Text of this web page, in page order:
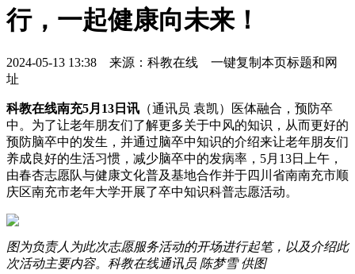
行，一起健康向未来！
2024-05-13 13:38 来源：科教在线 一键复制本页标题和网
址
科教在线南充5月13日讯 （通讯员 袁凯）医体融合，预防卒
中。为了让老年朋友们了解更多关于中风的知识，从而更好的
预防脑卒中的发生，并通过脑卒中知识的介绍来让老年朋友们
养成良好的生活习惯，减少脑卒中的发病率，5月13日上午，
由春杏志愿队与健康文化普及基地合作并于四川省南南充市顺
庆区南充市老年大学开展了卒中知识科普志愿活动。
图为负责人为此次志愿服务活动的开场进行起笔，以及介绍此
次活动主要内容。科教在线通讯员 陈梦雪 供图